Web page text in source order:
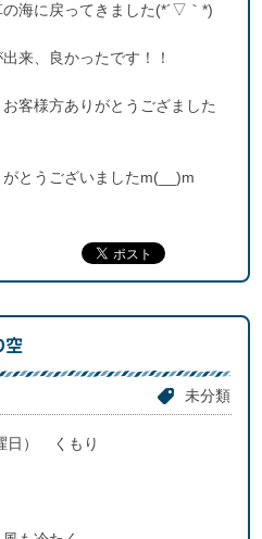
海に戻ってきました(*´▽｀*)
来、良かったです！！
客様方ありがとうござました
とうございましたm(__)m
空
未分類
日） くもり